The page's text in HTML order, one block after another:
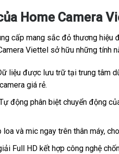
Home Camera
cấp mang sắc đỏ thương
Viettel sở hữu những tính
liệu được lưu trữ tại trung tâm
giá rẻ.
động phân biệt chuyển động
và mic ngay trên thân máy,
Full HD kết hợp công nghệ